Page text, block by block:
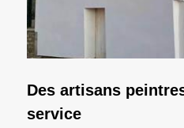
Des artisans
service